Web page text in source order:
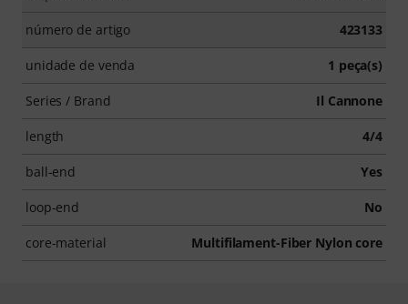
número de artigo 423133
unidade de venda 1 peça(s)
Series / Brand Il Cannone
length 4/4
ball-end Yes
loop-end No
core-material Multifilament-Fiber Nylon core